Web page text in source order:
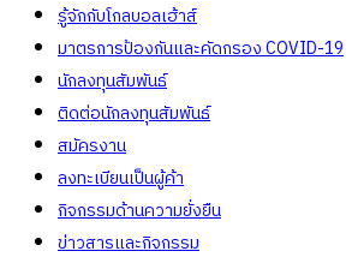
รู้จักกับโกลบอลเฮ้าส์
มาตรการป้องกันและคัดกรอง COVID-19
นักลงทุนสัมพันธ์
ติดต่อนักลงทุนสัมพันธ์
สมัครงาน
ลงทะเบียนเป็นผู้ค้า
กิจกรรมด้านความยั่งยืน
ข่าวสารและกิจกรรม